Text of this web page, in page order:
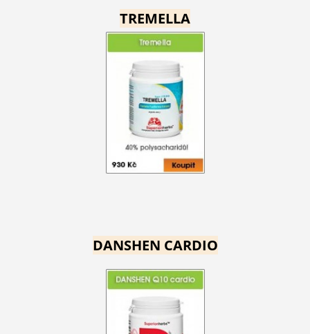
TREMELLA
DANSHEN CARDIO